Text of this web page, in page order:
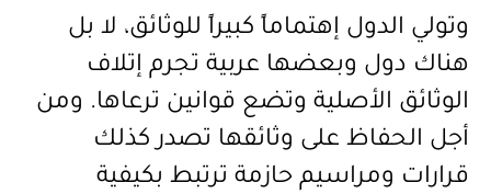
وتولي الدول إهتماماً كبيراً للوثائق، لا بل
هناك دول وبعضها عربية تجرم إتلاف
الوثائق الأصلية وتضع قوانين ترعاها. ومن
أجل الحفاظ على وثائقها تصدر كذلك
قرارات ومراسيم حازمة ترتبط بكيفية